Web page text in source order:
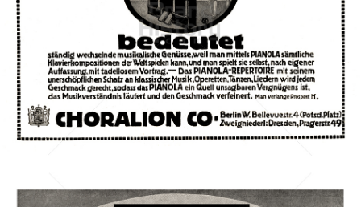
CHORALION CO., Berlin Choralion Co., Berlin 1911
Bild-ID: 42404